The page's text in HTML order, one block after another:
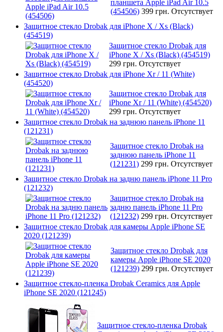
планшета Apple iPad Air 10.5
(454506) 399 грн. Отсутствует
Защитное стекло Drobak для iPhone X / Xs (Black)
(454519)
Защитное стекло Drobak для
iPhone X / Xs (Black) (454519)
299 грн. Отсутствует
Защитное стекло Drobak для iPhone Xr / 11 (White)
(454520)
Защитное стекло Drobak для
iPhone Xr / 11 (White) (454520)
299 грн. Отсутствует
Защитное стекло Drobak на заднюю панель iPhone 11
(121231)
Защитное стекло Drobak на
заднюю панель iPhone 11
(121231) 299 грн. Отсутствует
Защитное стекло Drobak на задню панель iPhone 11 Pro
(121232)
Защитное стекло Drobak на
задню панель iPhone 11 Pro
(121232) 299 грн. Отсутствует
Защитное стекло Drobak для камеры Apple iPhone SE
2020 (121239)
Защитное стекло Drobak для
камеры Apple iPhone SE 2020
(121239) 299 грн. Отсутствует
Защитное стекло-пленка Drobak Ceramics для Apple
iPhone SE 2020 (121245)
Защитное стекло-пленка Drobak